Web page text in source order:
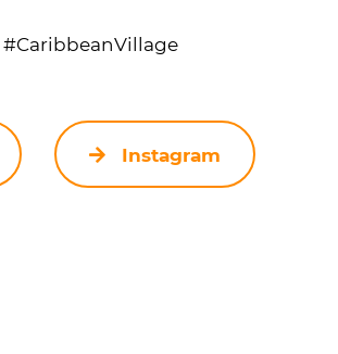
Instagram